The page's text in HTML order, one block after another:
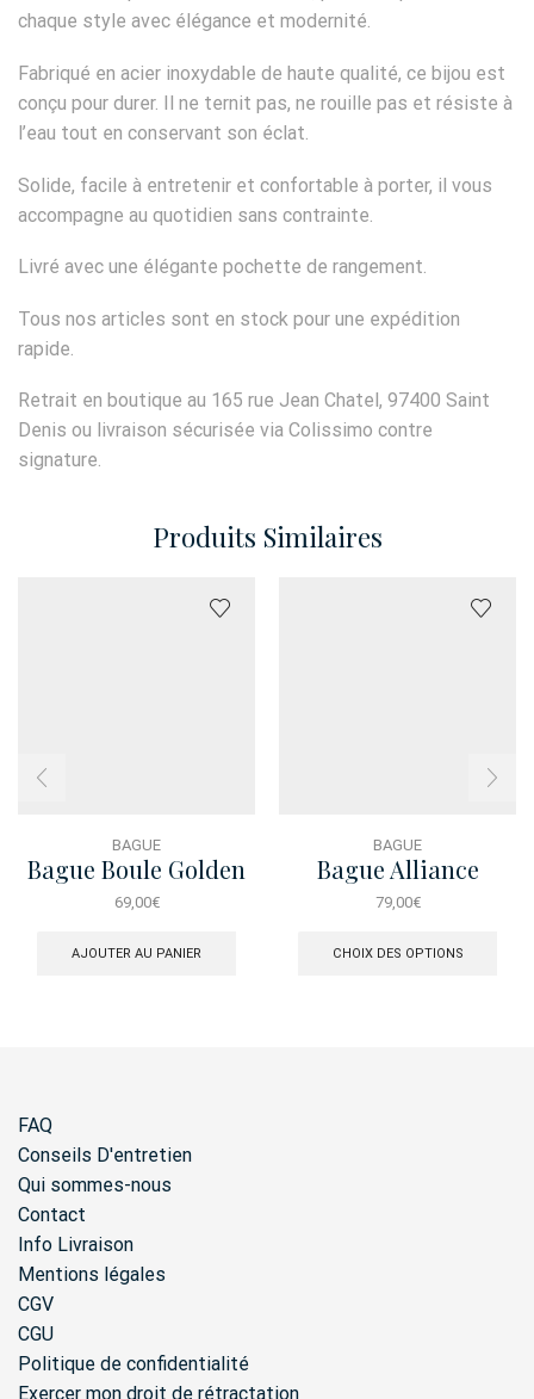
chaque style avec élégance et modernité.
Fabriqué en acier inoxydable de haute qualité, ce bijou est
conçu pour durer. Il ne ternit pas, ne rouille pas et résiste à
l’eau tout en conservant son éclat.
Solide, facile à entretenir et confortable à porter, il vous
accompagne au quotidien sans contrainte.
Livré avec une élégante pochette de rangement.
Tous nos articles sont en stock pour une expédition
rapide.
Retrait en boutique au 165 rue Jean Chatel, 97400 Saint
Denis ou livraison sécurisée via Colissimo contre
signature.
Produits Similaires
BAGUE
Bague Boule Golden
Tears
69,00€
AJOUTER AU PANIER
BAGUE
Bague Alliance
Baguette
79,00€
CHOIX DES OPTIONS
FAQ
Conseils D'entretien
Qui sommes-nous
Contact
Info Livraison
Mentions légales
CGV
CGU
Politique de confidentialité
Exercer mon droit de rétractation